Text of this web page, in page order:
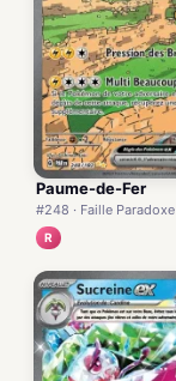
Paume-de-Fer
#248 · Faille Paradoxe
R